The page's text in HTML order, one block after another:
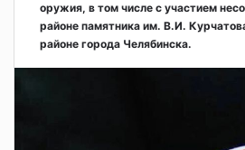
оружия, в том числе с участием
районе памятника им. В.И.
районе города Челябинска.